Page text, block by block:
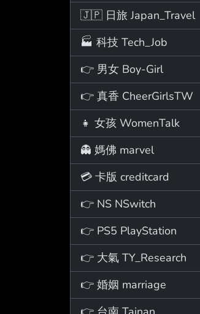
🇯🇵 日旅 Japan_Travel
🏭 科技 Tech_Job
👉 男女 Boy-Girl
👉 真香 CheerGirlsTW
👧 女孩 WomenTalk
👻 媽佛 marvel
💳 卡版 creditcard
👉 NS NSwitch
👉 PS5 PlayStation
👉 大氣 TY_Research
👉 婚姻 marriage